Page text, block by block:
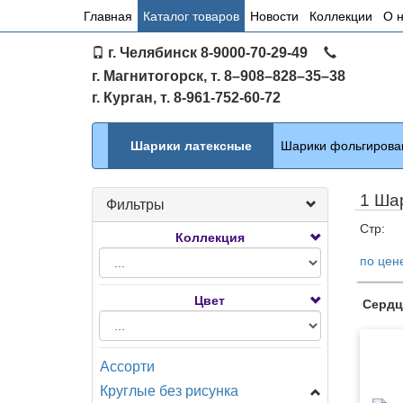
Основное
Главная Каталог товаров Новости Коллекции О
г. Челябинск 8-9000-70-29-49
г. Магнитогорск, т. 8–908–828–35–38
г. Курган, т. 8-961-752-60-72
Каталог
Шарики латексные Шарики
Фильтры
Коллекция
Цвет
Ассорти
Круглые без рисунка
1
Стр:
по